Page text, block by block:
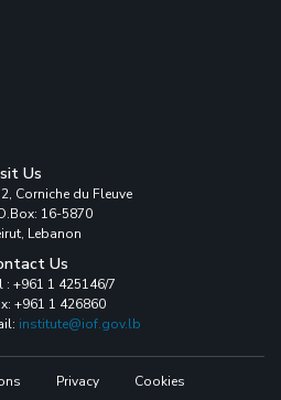
Us
Corniche du Fleuve
16-5870
Lebanon
Us
: +961 1 425146/7
+961 1 426860
institute@iof.gov.lb
Privacy Cookies